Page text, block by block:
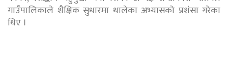
गाउँपालिकाले शैक्षिक सुधारमा थालेका अभ्यासको प्रशंसा गरेका
थिए ।